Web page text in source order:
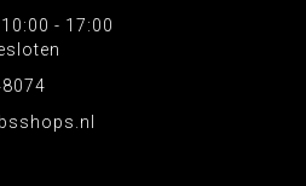
- 17:00